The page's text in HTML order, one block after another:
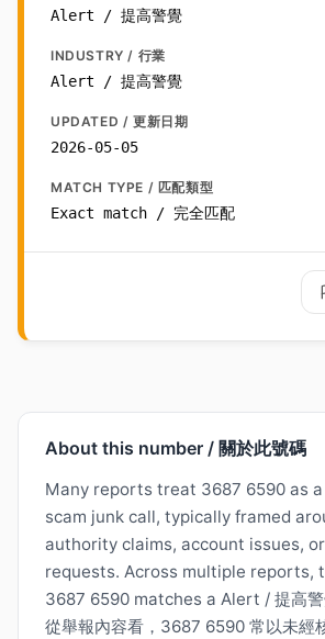
Alert / 提高警覺
INDUSTRY / 行業
Alert / 提高警覺
UPDATED / 更新日期
2026-05-05
MATCH TYPE / 匹配類型
Exact match / 完全匹配
About this number / 關於此號碼
Many reports treat 3687 6590 as
scam junk call, typically framed
authority claims, account issues,
requests. Across multiple reports,
3687 6590 matches a Alert / 提高
從舉報內容看，3687 6590 常以未經